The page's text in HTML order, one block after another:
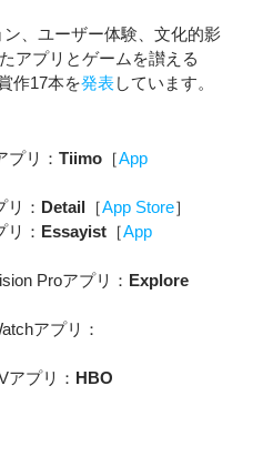
、ユーザー体験、文化的影
アプリとゲームを讃える
作17本を発表しています。
プリ： Tiimo ［App
： Detail ［App Store］
： Essayist ［App
Proアプリ： Explore
アプリ：
アプリ： HBO